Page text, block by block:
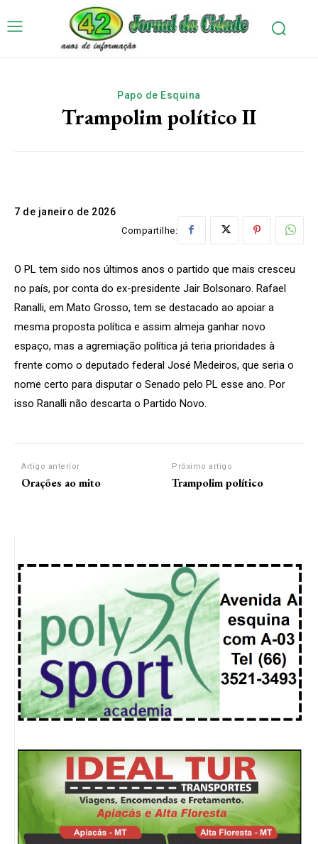
Papo de Esquina
Trampolim político II
7 de janeiro de 2026
Compartilhe:
O PL tem sido nos últimos anos o partido que mais cresceu
no país, por conta do ex-presidente Jair Bolsonaro. Rafael
Ranalli, em Mato Grosso, tem se destacado ao apoiar a
mesma proposta política e assim almeja ganhar novo
espaço, mas a agremiação política já teria prioridades à
frente como o deputado federal José Medeiros, que seria o
nome certo para disputar o Senado pelo PL esse ano. Por
isso Ranalli não descarta o Partido Novo.
Artigo anterior
Orações ao mito
Próximo artigo
Trampolim político